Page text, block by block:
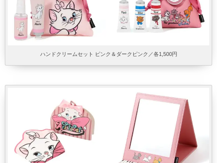
ハンドクリームセット ピンク＆ダークピンク／各1,500円